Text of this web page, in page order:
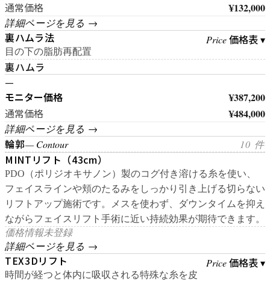
通常価格 ¥132,000
詳細ページを見る →
裏ハムラ法
目の下の脂肪再配置
Price価格表 ▾
裏ハムラ
—
モニター価格 ¥387,200
通常価格 ¥484,000
詳細ページを見る →
輪郭— Contour 10 件
MINTリフト（43cm）
PDO（ポリジオキサノン）製のコグ付き溶ける糸を使い、
フェイスラインや頬のたるみをしっかり引き上げる切らない
リフトアップ施術です。メスを使わず、ダウンタイムを抑え
ながらフェイスリフト手術に近い持続効果が期待できます。
価格情報未登録
詳細ページを見る →
TEX3Dリフト
時間が経つと体内に吸収される特殊な糸を皮
Price価格表 ▾